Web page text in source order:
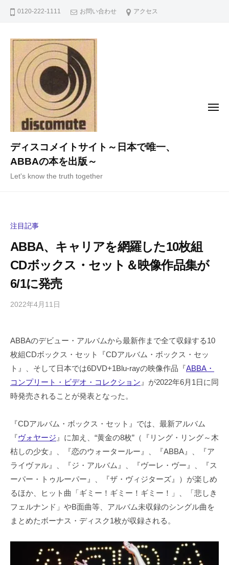
0120-222-1111 お問い合わせ アクセス
ディスコメイトサイト～日本で唯一、
ABBAの本を出版～
Let's know the truth together
メ
注目記事
ABBA、キャリアを網羅した10枚組
CDボックス・セット＆映像作品集が
6/1に発売
2022年4月11日
g
a
m
の
コ
メ
ン
ABBAのデビュー・アルバムから最新作まで全て収録する10
枚組CDボックス・セット『CDアルバム・ボックス・セッ
ト』、そして日本では6DVD+1Blu-rayの映像作品『ABBA・
コンプリート・ビデオ・コレクション 』が2022年6月1日に同
時発売されることが発表となった。
『CDアルバム・ボックス・セット』では、最新アルバム
『ヴォヤージ 』に加え、“黄金の8枚”（『リング・リング～木
枯しの少女』、『恋のウォータールー』、『ABBA』、『ア
ライヴァル』、『ジ・アルバム』、『ヴーレ・ヴー』、『ス
ーパー・トゥルーパー』、『ザ・ヴィジターズ』）が楽しめ
るほか、ヒット曲「ギミー！ギミー！ギミー！」、「悲しき
フェルナンド」やB面曲等、アルバム未収録のシングル曲を
まとめたボーナス・ディスク1枚が収録される。